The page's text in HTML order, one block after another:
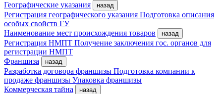
Географические указания
назад
Регистрация географического указания Подготовка описания
особых свойств ГУ
Наименование мест происхождения товаров
назад
Регистрация НМПТ Получение заключения гос. органов для
регистрации НМПТ
Франшиза
назад
Разработка договора франшизы Подготовка компании к
продаже франшизы Упаковка франшизы
Коммерческая тайна
назад